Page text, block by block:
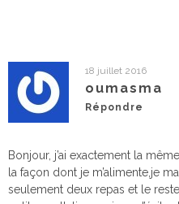
18 juillet 2016
oumasma
Répondre
Bonjour, j’ai exactement la
la façon dont je m’alimente,je
seulement deux repas et le